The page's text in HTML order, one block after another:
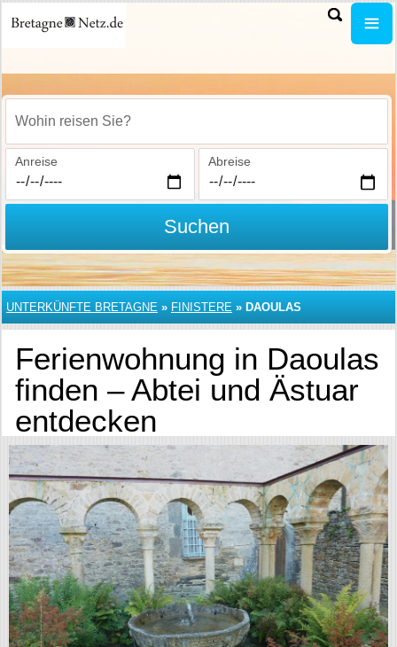
Wohin reisen Sie?
Anreise Abreise
Suchen
UNTERKÜNFTE BRETAGNE » FINISTERE » DAOULAS
Ferienwohnung in Daoulas
finden – Abtei und Ästuar
entdecken